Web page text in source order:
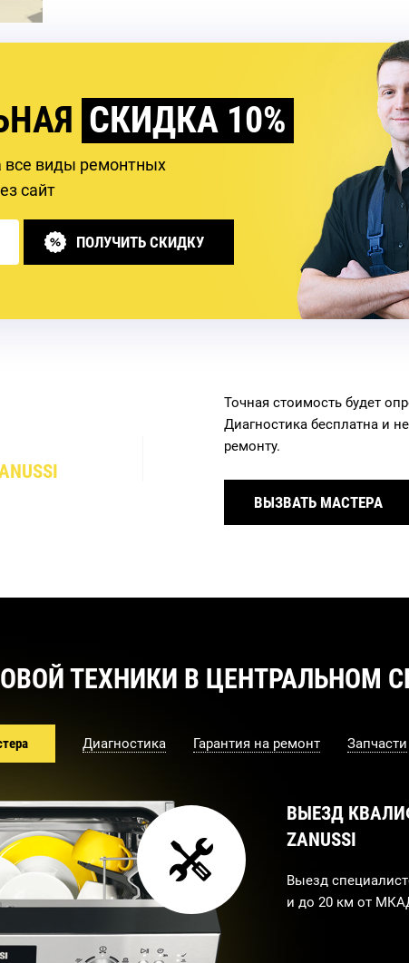
СКИДКА 10%
все виды ремонтных
сайт
ПОЛУЧИТЬ СКИДКУ
Точная стоимость будет
Диагностика бесплатна и
ремонту.
ВЫЗВАТЬ МАСТЕРА
ТЕХНИКИ В ЦЕНТРАЛЬНОМ
Диагностика Гарантия на ремонт Запчасти
ВЫЕЗД
ZANUSSI
Выезд
и до 20 км от